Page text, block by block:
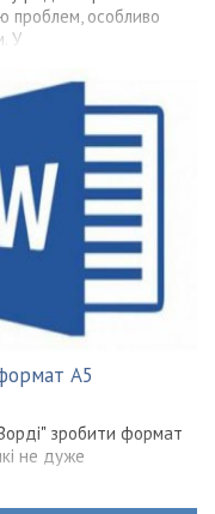
проблем, особливо
У
А5
зробити формат
не дуже